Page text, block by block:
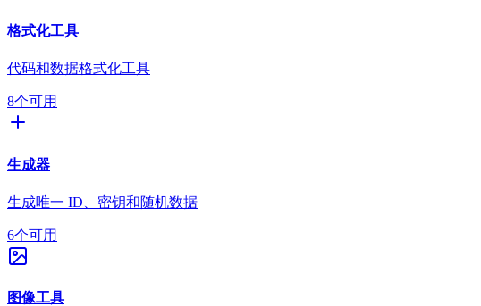
格式化工具
代码和数据格式化工具
8个可用
生成器
生成唯一 ID、密钥和随机数据
6个可用
图像工具